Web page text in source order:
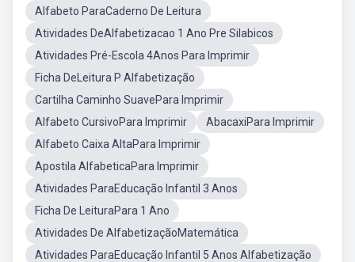
Alfabeto ParaCaderno De Leitura
Atividades DeAlfabetizacao 1 Ano Pre Silabicos
Atividades Pré-Escola 4Anos Para Imprimir
Ficha DeLeitura P Alfabetização
Cartilha Caminho SuavePara Imprimir
Alfabeto CursivoPara Imprimir
AbacaxiPara Imprimir
Alfabeto Caixa AltaPara Imprimir
Apostila AlfabeticaPara Imprimir
Atividades ParaEducação Infantil 3 Anos
Ficha De LeituraPara 1 Ano
Atividades De AlfabetizaçãoMatemática
Atividades ParaEducação Infantil 5 Anos Alfabetização